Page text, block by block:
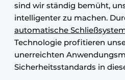
sind wir ständig bemüht,
intelligenter zu machen.
automatische
Technologie profitieren
unerreichten
Sicherheitsstandards in